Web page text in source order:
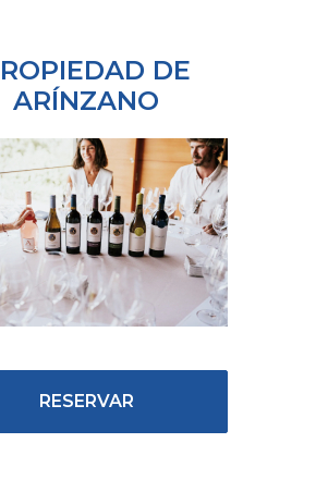
DE
ARÍNZANO
RESERVAR